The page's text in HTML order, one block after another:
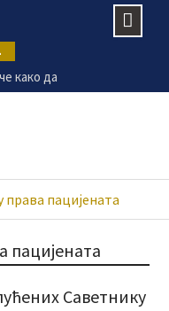
како да
лечење –
пацијената
пацијената
Саветнику